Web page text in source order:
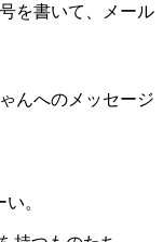
を書いて、メール
んへのメッセージ
。